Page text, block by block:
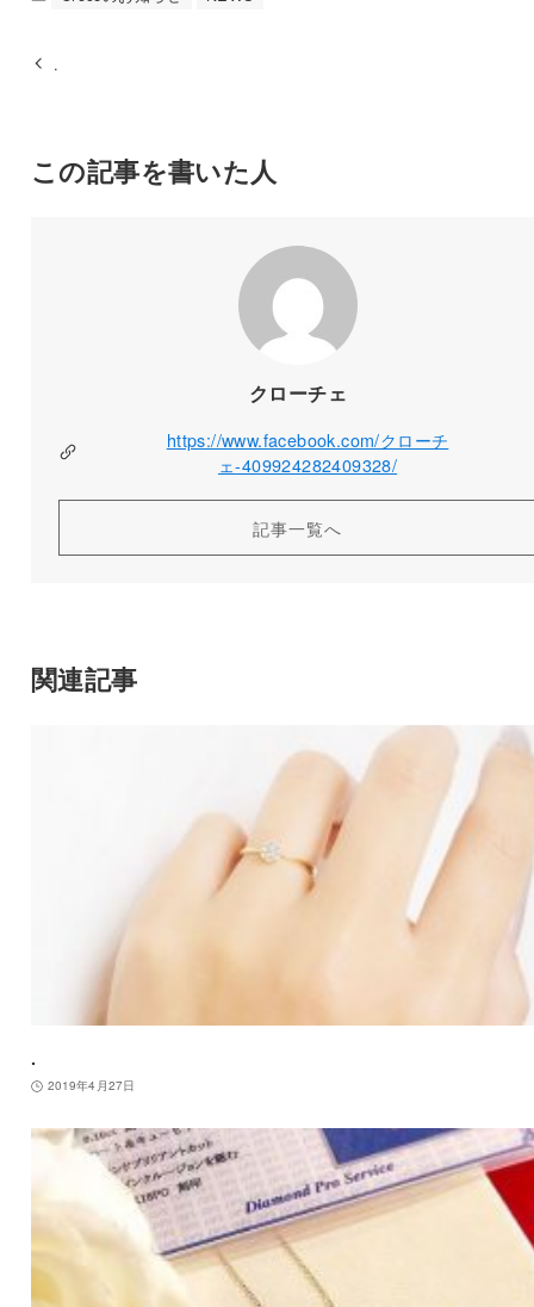
.
この記事を書いた人
クローチェ
https://www.facebook.com/クローチ
ェ-409924282409328/
記事一覧へ
関連記事
.
2019年4月27日